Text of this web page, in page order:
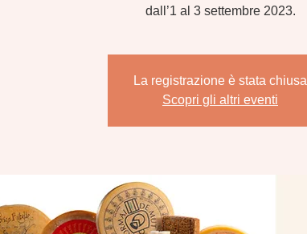
dall’1 al 3 settembre 2023.
La registrazione è stata chiusa
Scopri gli altri eventi